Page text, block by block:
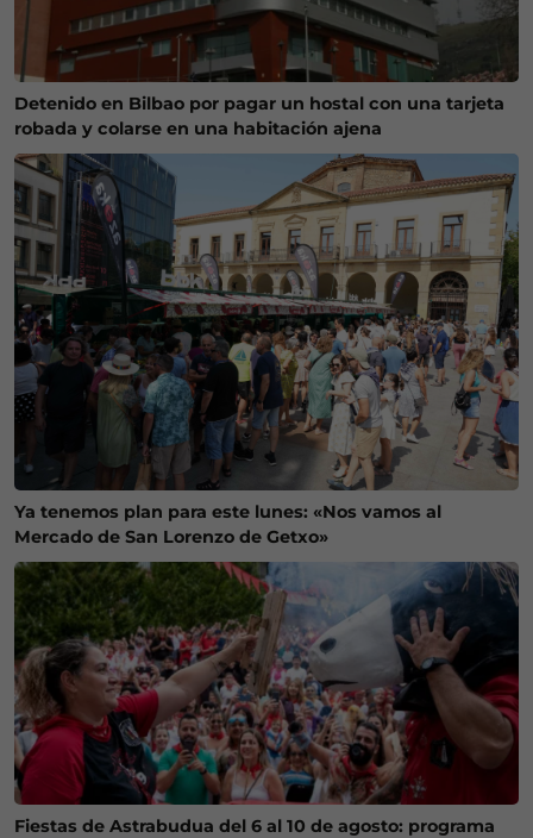
Detenido en Bilbao por pagar un hostal con una tarjeta
robada y colarse en una habitación ajena
Ya tenemos plan para este lunes: «Nos vamos al
Mercado de San Lorenzo de Getxo»
Fiestas de Astrabudua del 6 al 10 de agosto: programa